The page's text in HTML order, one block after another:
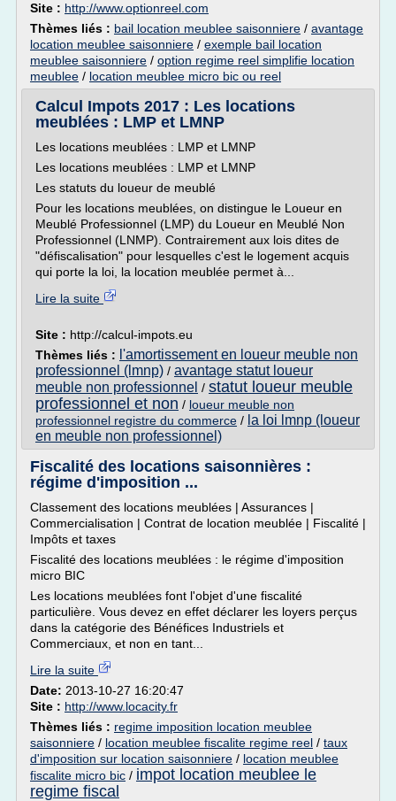
Site : http://www.optionreel.com
Thèmes liés : bail location meublee saisonniere / avantage
location meublee saisonniere / exemple bail location
meublee saisonniere / option regime reel simplifie location
meublee / location meublee micro bic ou reel
Calcul Impots 2017 : Les locations
meublées : LMP et LMNP
Les locations meublées : LMP et LMNP
Les locations meublées : LMP et LMNP
Les statuts du loueur de meublé
Pour les locations meublées, on distingue le Loueur en
Meublé Professionnel (LMP) du Loueur en Meublé Non
Professionnel (LNMP). Contrairement aux lois dites de
"défiscalisation" pour lesquelles c'est le logement acquis
qui porte la loi, la location meublée permet à...
Lire la suite
Site : http://calcul-impots.eu
Thèmes liés : l'amortissement en loueur meuble non
professionnel (lmnp) / avantage statut loueur
meuble non professionnel / statut loueur meuble
professionnel et non / loueur meuble non
professionnel registre du commerce / la loi lmnp (loueur
en meuble non professionnel)
Fiscalité des locations saisonnières :
régime d'imposition ...
Classement des locations meublées | Assurances |
Commercialisation | Contrat de location meublée | Fiscalité |
Impôts et taxes
Fiscalité des locations meublées : le régime d'imposition
micro BIC
Les locations meublées font l'objet d'une fiscalité
particulière. Vous devez en effet déclarer les loyers perçus
dans la catégorie des Bénéfices Industriels et
Commerciaux, et non en tant...
Lire la suite
Date: 2013-10-27 16:20:47
Site : http://www.locacity.fr
Thèmes liés : regime imposition location meublee
saisonniere / location meublee fiscalite regime reel / taux
d'imposition sur location saisonniere / location meublee
fiscalite micro bic / impot location meublee le
regime fiscal